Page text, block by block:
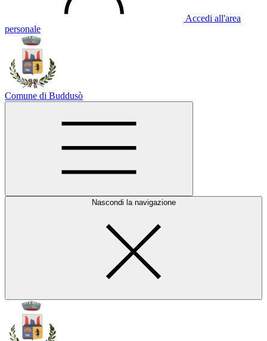
Accedi all'area
personale
Comune di Buddusò
Nascondi la navigazione